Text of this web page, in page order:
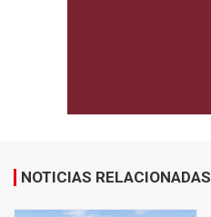
NOTICIAS RELACIONADAS